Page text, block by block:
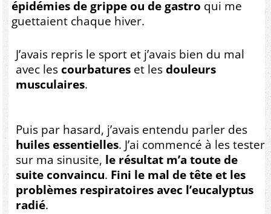
épidémies de grippe ou de gastro qui me
guettaient chaque hiver.
J’avais repris le sport et j’avais bien du mal
avec lescourbatures et lesdouleurs
musculaires.
Puis par hasard, j’avais entendu parler des
huiles essentielles. J’ai commencé à les tester
sur ma sinusite, le résultat m’a toute de
suite convaincu. Fini le mal de tête et les
problèmes respiratoires avec l’eucalyptus
radié.